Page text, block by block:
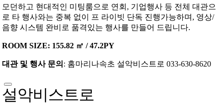
모던하고 현대적인 미팅룸으로 연회, 기업행사 등 전체 대관으
로 타 행사와는 중복 없이 프 라이빗 단독 진행가능하며, 영상/
음향 시스템 완비로 품격있는 행사를 만들어 드립니다.
ROOM SIZE: 155.82 ㎡ / 47.2PY
대관 및 행사 문의 : 홈마리나속초 설악비스트로 033-630-8620
설악비스트로